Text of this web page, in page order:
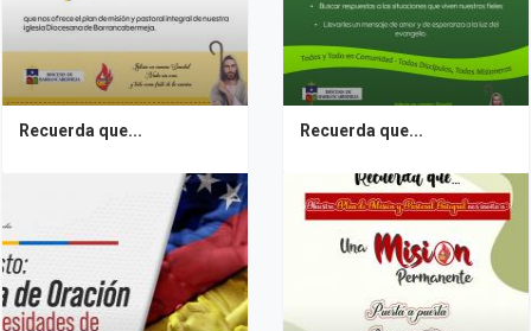
Recuerda que... Recuerda que...